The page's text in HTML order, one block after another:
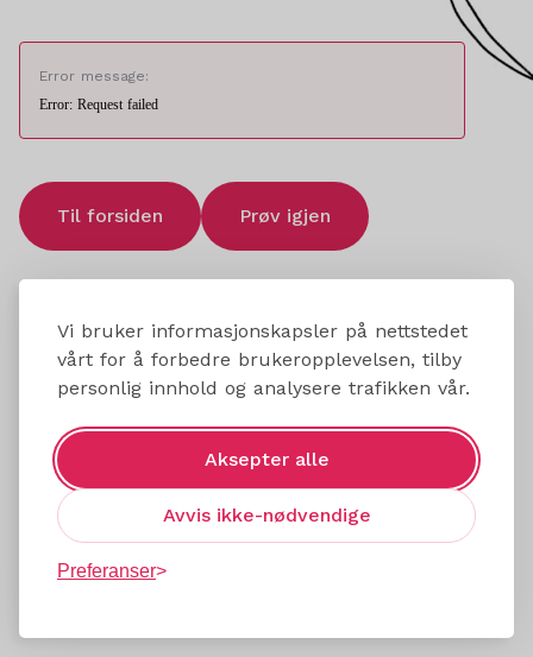
Vi bruker informasjonskapsler på nettstedet
vårt for å forbedre brukeropplevelsen, tilby
personlig innhold og analysere trafikken vår.
Aksepter alle
Avvis ikke-nødvendige
Preferanser
Error message:
Error: Request failed
Til forsiden Prøv igjen